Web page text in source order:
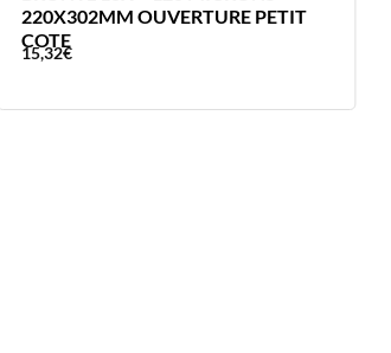
220X302MM OUVERTURE PETIT
COTE
15,32€